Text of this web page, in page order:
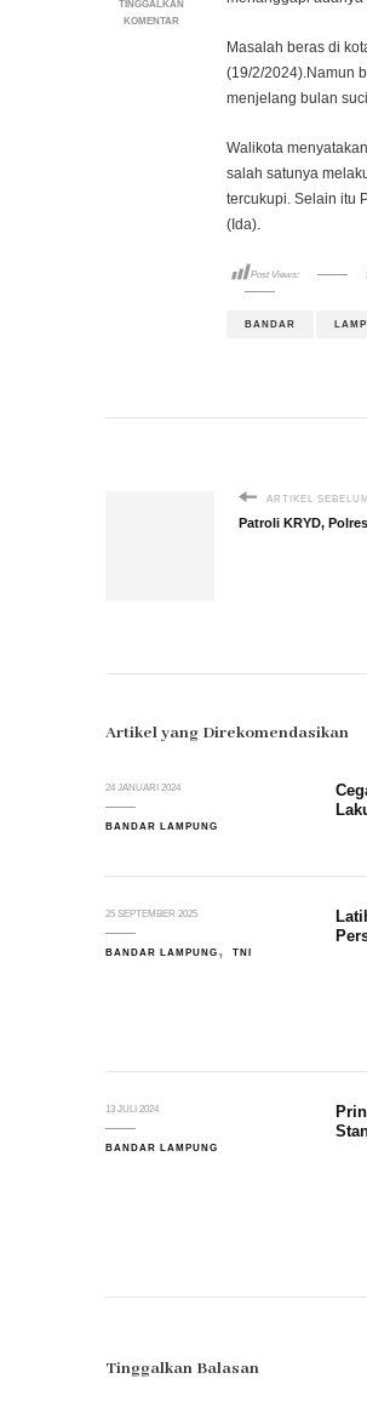
TINGGALKAN
KOMENTARPADA
LAMPUNG
Masalah beras di
(19/2/2024).Namun
menjelang bulan
Walikota
salah satunya
tercukupi. Selain itu
(Ida).
Post Views:
BANDAR
ARTIKEL
Patroli KRYD,
Artikel yang Direkomendasikan
24 JANUARI 2024
BANDAR LAMPUNG
25 SEPTEMBER 2025
BANDAR LAMPUNG TNI
13 JULI 2024
BANDAR LAMPUNG
Tinggalkan Balasan